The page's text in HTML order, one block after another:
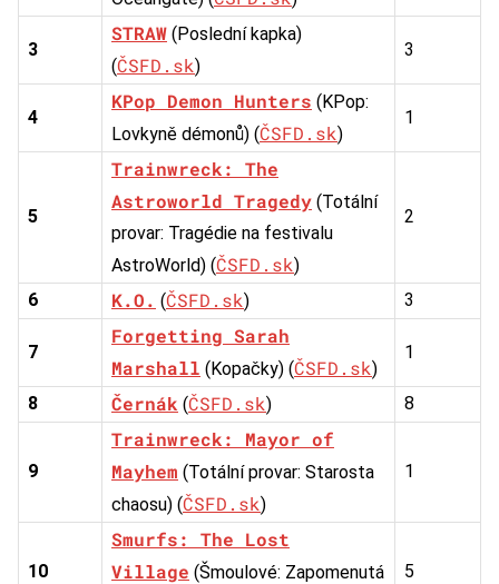
3
STRAW (Poslední kapka)
(ČSFD.sk)
3
4
KPop Demon Hunters (KPop:
Lovkyně démonů) (ČSFD.sk)
1
5
Trainwreck: The
Astroworld Tragedy (Totální
provar: Tragédie na festivalu
AstroWorld) (ČSFD.sk)
2
6 K.O. (ČSFD.sk) 3
7
Forgetting Sarah
Marshall (Kopačky) (ČSFD.sk)
1
8 Černák (ČSFD.sk) 8
9
Trainwreck: Mayor of
Mayhem (Totální provar: Starosta
chaosu) (ČSFD.sk)
1
10
Smurfs: The Lost
Village (Šmoulové: Zapomenutá
5